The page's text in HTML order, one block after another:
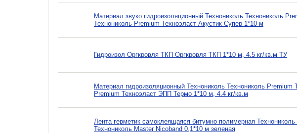
Материал звуко гидроизоляционный Технониколь Технониколь
Технониколь Premium Техноэласт Акустик Супер 1*10 м
Гидроизол Оргкровля ТКП Оргкровля ТКП 1*10 м, 4.5 кг/кв.м ТУ
Материал гидроизоляционный Технониколь Технониколь
Premium Техноэласт ЭПП Термо 1*10 м, 4.4 кг/кв.м
Лента герметик самоклеящаяся битумно полимерная
Технониколь Master Nicoband 0,1*10 м зеленая